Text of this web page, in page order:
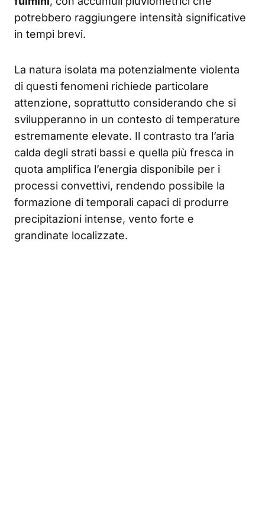
potrebbero raggiungere intensità significative
in tempi brevi.
La natura isolata ma potenzialmente violenta
di questi fenomeni richiede particolare
attenzione, soprattutto considerando che si
svilupperanno in un contesto di temperature
estremamente elevate. Il contrasto tra l’aria
calda degli strati bassi e quella più fresca in
quota amplifica l’energia disponibile per i
processi convettivi, rendendo possibile la
formazione di temporali capaci di produrre
precipitazioni intense, vento forte e
grandinate localizzate.